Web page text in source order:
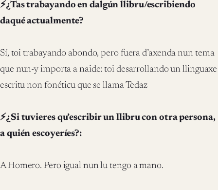
⚡¿Tas trabayando en dalgún llibru/escribiendo
daqué actualmente?
Sí, toi trabayando abondo, pero fuera d’axenda nun tema
que nun-y importa a naide: toi desarrollando un llinguaxe
escritu non fonéticu que se llama Tedaz
⚡¿Si tuvieres qu’escribir un llibru con otra persona,
a quién escoyeríes?:
A Homero. Pero igual nun lu tengo a mano.